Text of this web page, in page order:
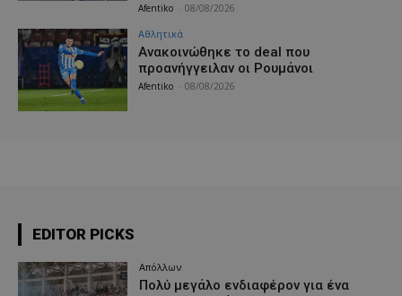
Afentiko 08/08/2026
Αθλητικά
Aνακοινώθηκε το deal που
προανήγγειλαν οι Ρουμάνοι
Afentiko 08/08/2026
EDITOR PICKS
Απόλλων
Πολύ μεγάλο ενδιαφέρον για ένα